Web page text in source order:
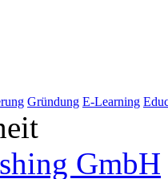
Gründung E-Learning
GmbH